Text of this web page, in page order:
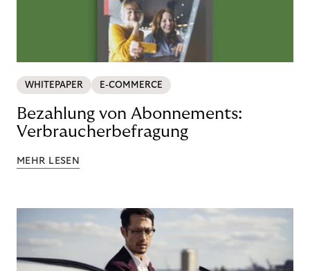
WHITEPAPER E-COMMERCE
Bezahlung von Abonnements:
Verbraucherbefragung
MEHR LESEN